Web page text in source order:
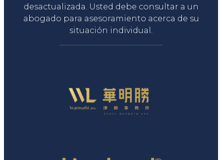
desactualizada. Usted debe consultar a un
abogado para asesoramiento acerca de su
situación individual.